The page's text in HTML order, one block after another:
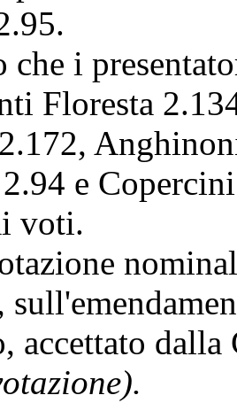
che i
Floresta
e
voti.
accettato dalla